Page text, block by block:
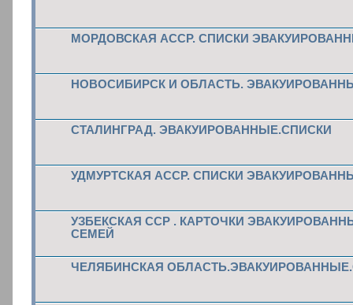
МОРДОВСКАЯ АССР. СПИСКИ
НОВОСИБИРСК И ОБЛАСТЬ.
СТАЛИНГРАД. ЭВАКУИРОВАННЫЕ.СПИСКИ
УДМУРТСКАЯ АССР. СПИСКИ
УЗБЕКСКАЯ ССР . КАРТОЧКИ
СЕМЕЙ
ЧЕЛЯБИНСКАЯ